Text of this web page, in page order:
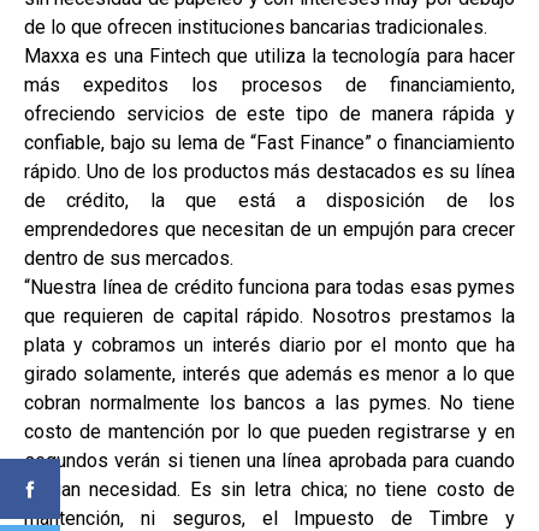
de lo que ofrecen instituciones bancarias tradicionales.
Maxxa es una Fintech que utiliza la tecnología para hacer
más expeditos los procesos de financiamiento,
ofreciendo servicios de este tipo de manera rápida y
confiable, bajo su lema de “Fast Finance” o financiamiento
rápido. Uno de los productos más destacados es su línea
de crédito, la que está a disposición de los
emprendedores que necesitan de un empujón para crecer
dentro de sus mercados.
“Nuestra línea de crédito funciona para todas esas pymes
que requieren de capital rápido. Nosotros prestamos la
plata y cobramos un interés diario por el monto que ha
girado solamente, interés que además es menor a lo que
cobran normalmente los bancos a las pymes. No tiene
costo de mantención por lo que pueden registrarse y en
segundos verán si tienen una línea aprobada para cuando
tengan necesidad. Es sin letra chica; no tiene costo de
mantención, ni seguros, el Impuesto de Timbre y